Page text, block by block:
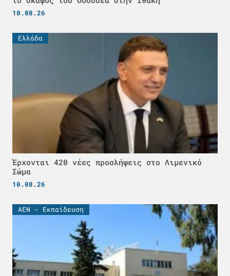
10.08.26
Ελλάδα
Έρχονται 420 νέες προσλήψεις στο Λιμενικό
Σώμα
10.08.26
ΑΕΝ - Εκπαίδευση